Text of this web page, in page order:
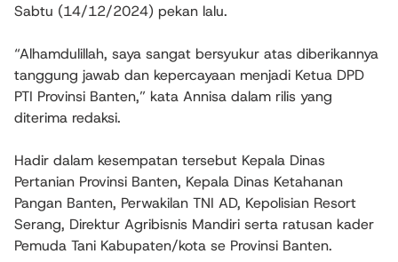
Sabtu (14/12/2024) pekan lalu.
“Alhamdulillah, saya sangat bersyukur atas diberikannya
tanggung jawab dan kepercayaan menjadi Ketua DPD
PTI Provinsi Banten,” kata Annisa dalam rilis yang
diterima redaksi.
Hadir dalam kesempatan tersebut Kepala Dinas
Pertanian Provinsi Banten, Kepala Dinas Ketahanan
Pangan Banten, Perwakilan TNI AD, Kepolisian Resort
Serang, Direktur Agribisnis Mandiri serta ratusan kader
Pemuda Tani Kabupaten/kota se Provinsi Banten.